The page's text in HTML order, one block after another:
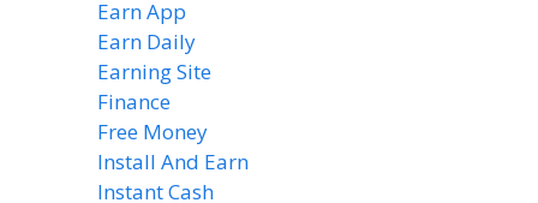
Earn App
Earn Daily
Earning Site
Finance
Free Money
Install And Earn
Instant Cash